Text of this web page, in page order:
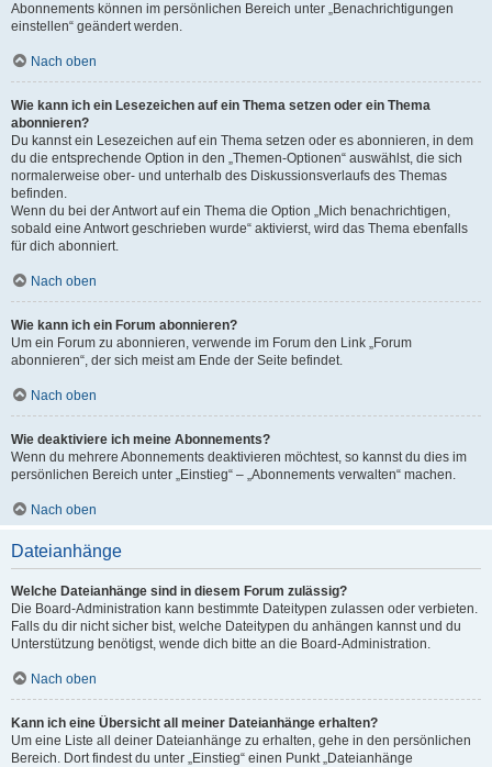
Abonnements können im persönlichen Bereich unter „Benachrichtigungen
einstellen“ geändert werden.
Nach oben
Wie kann ich ein Lesezeichen auf ein Thema setzen oder ein Thema
abonnieren?
Du kannst ein Lesezeichen auf ein Thema setzen oder es abonnieren, in dem
du die entsprechende Option in den „Themen-Optionen“ auswählst, die sich
normalerweise ober- und unterhalb des Diskussionsverlaufs des Themas
befinden.
Wenn du bei der Antwort auf ein Thema die Option „Mich benachrichtigen,
sobald eine Antwort geschrieben wurde“ aktivierst, wird das Thema ebenfalls
für dich abonniert.
Nach oben
Wie kann ich ein Forum abonnieren?
Um ein Forum zu abonnieren, verwende im Forum den Link „Forum
abonnieren“, der sich meist am Ende der Seite befindet.
Nach oben
Wie deaktiviere ich meine Abonnements?
Wenn du mehrere Abonnements deaktivieren möchtest, so kannst du dies im
persönlichen Bereich unter „Einstieg“ – „Abonnements verwalten“ machen.
Nach oben
Dateianhänge
Welche Dateianhänge sind in diesem Forum zulässig?
Die Board-Administration kann bestimmte Dateitypen zulassen oder verbieten.
Falls du dir nicht sicher bist, welche Dateitypen du anhängen kannst und du
Unterstützung benötigst, wende dich bitte an die Board-Administration.
Nach oben
Kann ich eine Übersicht all meiner Dateianhänge erhalten?
Um eine Liste all deiner Dateianhänge zu erhalten, gehe in den persönlichen
Bereich. Dort findest du unter „Einstieg“ einen Punkt „Dateianhänge